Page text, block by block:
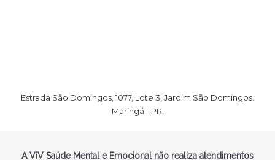
Estrada São Domingos, 1077, Lote 3, Jardim São Domingos.
Maringá - PR.
A ViV Saúde Mental e Emocional não realiza atendimentos